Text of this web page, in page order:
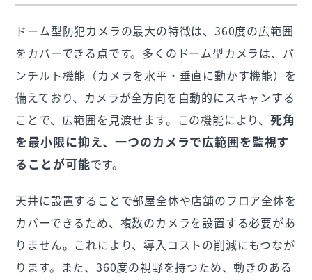
ドーム型防犯カメラの最大の特徴は、360度の広範囲
をカバーできる点です。多くのドーム型カメラは、パ
ンチルト機能（カメラを水平・垂直に動かす機能）を
備えており、カメラが全方向を自動的にスキャンする
ことで、広範囲を見渡せます。この機能により、死角
を最小限に抑え、一つのカメラで広範囲を監視す
ることが可能です。
天井に設置することで部屋全体や店舗のフロア全体を
カバーできるため、複数のカメラを設置する必要があ
りません。これにより、導入コストの削減にもつなが
ります。また、360度の視野を持つため、動きのある